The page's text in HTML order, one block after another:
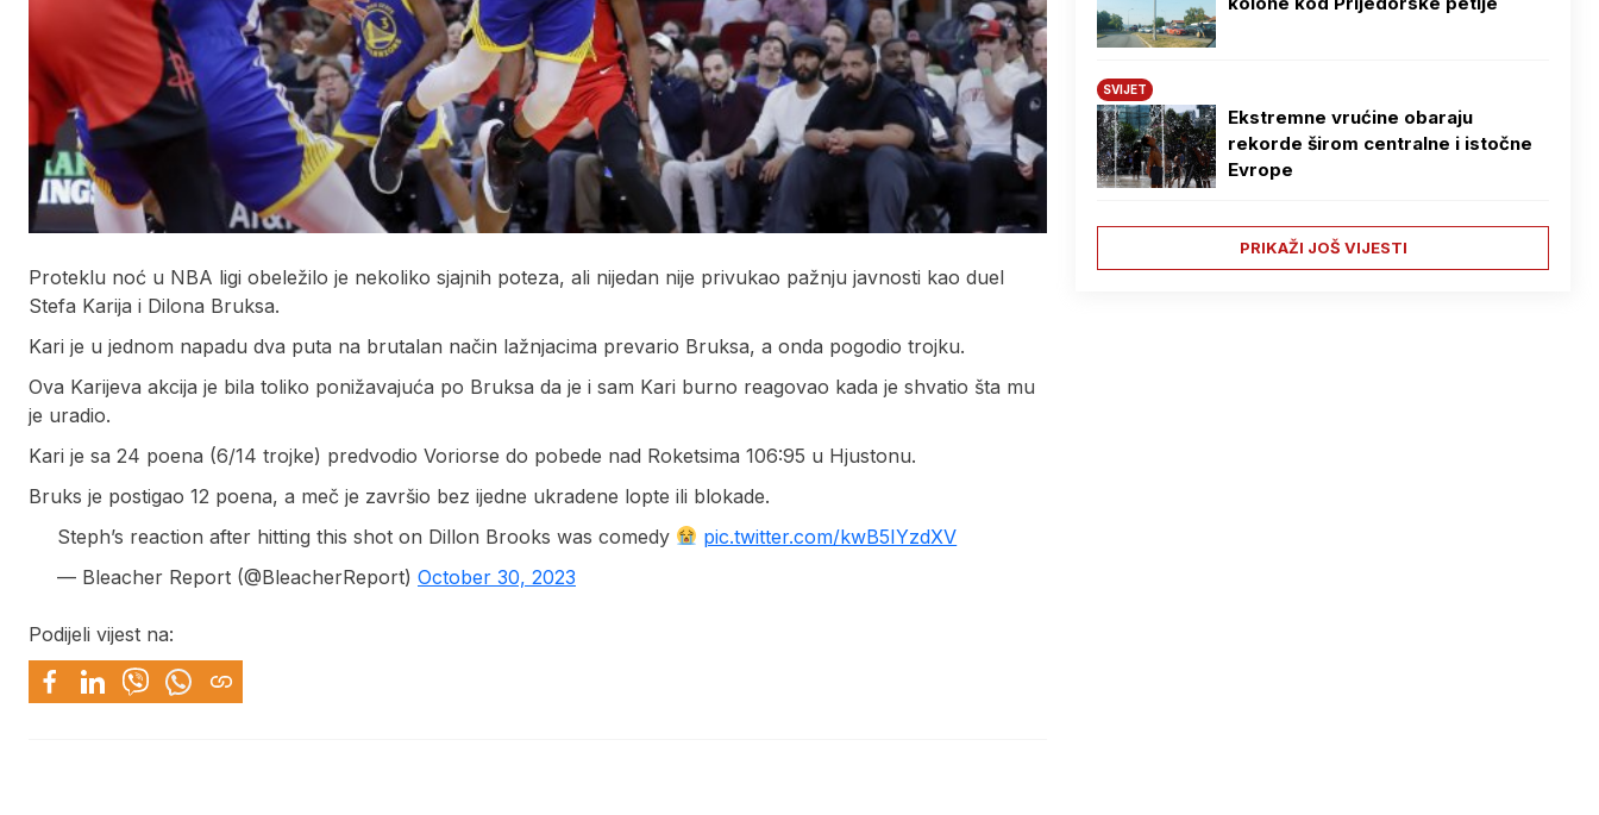
Proteklu noć u NBA ligi obeležilo je nekoliko sjajnih poteza, ali nijedan nije privukao pažnju javnosti kao duel
Stefa Karija i Dilona Bruksa.
Kari je u jednom napadu dva puta na brutalan način lažnjacima prevario Bruksa, a onda pogodio trojku.
Ova Karijeva akcija je bila toliko ponižavajuća po Bruksa da je i sam Kari burno reagovao kada je shvatio šta mu
je uradio.
Kari je sa 24 poena (6/14 trojke) predvodio Voriorse do pobede nad Roketsima 106:95 u Hjustonu.
Bruks je postigao 12 poena, a meč je završio bez ijedne ukradene lopte ili blokade.
Steph’s reaction after hitting this shot on Dillon Brooks was comedy
pic.twitter.com/kwB5IYzdXV
— Bleacher Report (@BleacherReport) October 30, 2023
Podijeli vijest na:
SVIJET
Ekstremne vrućine obaraju
rekorde širom centralne i istočne
Evrope
PRIKAŽI JOŠ VIJESTI